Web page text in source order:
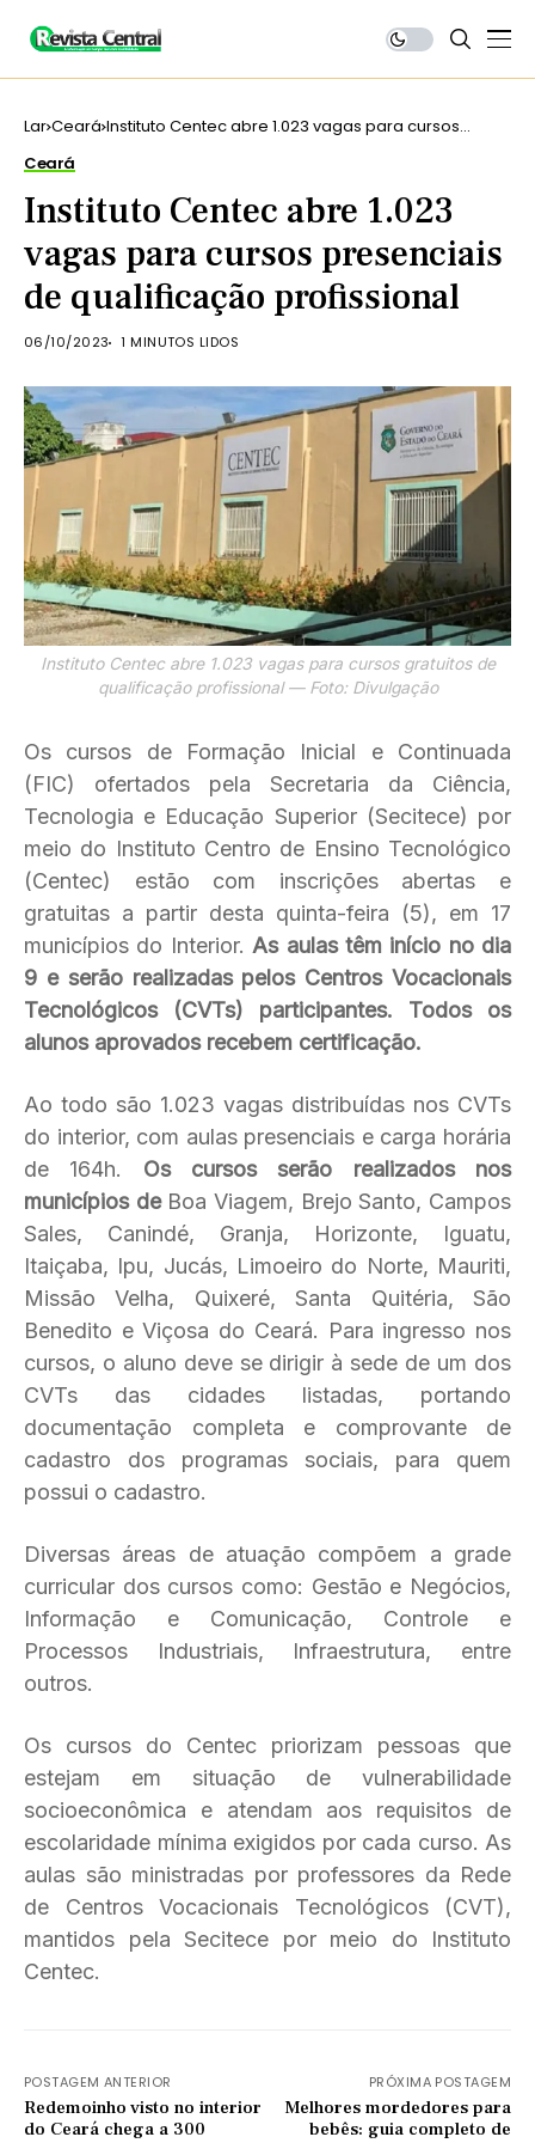
Lar Ceará Instituto Centec abre 1.023 vagas para cursos
Ceará
Instituto Centec abre 1.023
vagas para cursos presenciais
de qualificação profissional
06/10/2023 1 MINUTOS LIDOS
Instituto Centec abre 1.023 vagas para cursos gratuitos de
qualificação profissional — Foto: Divulgação
Os cursos de Formação Inicial e Continuada
(FIC) ofertados pela Secretaria da Ciência,
Tecnologia e Educação Superior (Secitece) por
meio do Instituto Centro de Ensino Tecnológico
(Centec) estão com inscrições abertas e
gratuitas a partir desta quinta-feira (5), em 17
municípios do Interior. As aulas têm início no dia
9 e serão realizadas pelos Centros Vocacionais
Tecnológicos (CVTs) participantes. Todos os
alunos aprovados recebem certificação.
Ao todo são 1.023 vagas distribuídas nos CVTs
do interior, com aulas presenciais e carga horária
de 164h. Os cursos serão realizados nos
municípios deBoa Viagem, Brejo Santo, Campos
Sales, Canindé, Granja, Horizonte, Iguatu,
Itaiçaba, Ipu, Jucás, Limoeiro do Norte, Mauriti,
Missão Velha, Quixeré, Santa Quitéria, São
Benedito e Viçosa do Ceará. Para ingresso nos
cursos, o aluno deve se dirigir à sede de um dos
CVTs das cidades listadas, portando
documentação completa e comprovante de
cadastro dos programas sociais, para quem
possui o cadastro.
Diversas áreas de atuação compõem a grade
curricular dos cursos como: Gestão e Negócios,
Informação e Comunicação, Controle e
Processos Industriais, Infraestrutura, entre
outros.
Os cursos do Centec priorizam pessoas que
estejam em situação de vulnerabilidade
socioeconômica e atendam aos requisitos de
escolaridade mínima exigidos por cada curso. As
aulas são ministradas por professores da Rede
de Centros Vocacionais Tecnológicos (CVT),
mantidos pela Secitece por meio do Instituto
Centec.
POSTAGEM ANTERIOR
Redemoinho visto no interior
do Ceará chega a 300
PRÓXIMA POSTAGEM
Melhores mordedores para
bebês: guia completo de